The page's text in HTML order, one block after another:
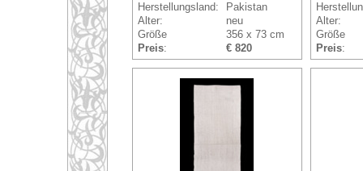
Herstellungsland:
Pakistan
Alter:
neu
Größe
356 x 73 cm
Preis: € 820
Alter:
Größe
Preis: